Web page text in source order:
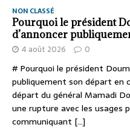
NON CLASSÉ
Pourquoi le président
d’annoncer
4 août 2026 0
# Pourquoi le président
publiquement son départ en
départ du général Mamadi
une rupture avec les usages
communiquant [...]